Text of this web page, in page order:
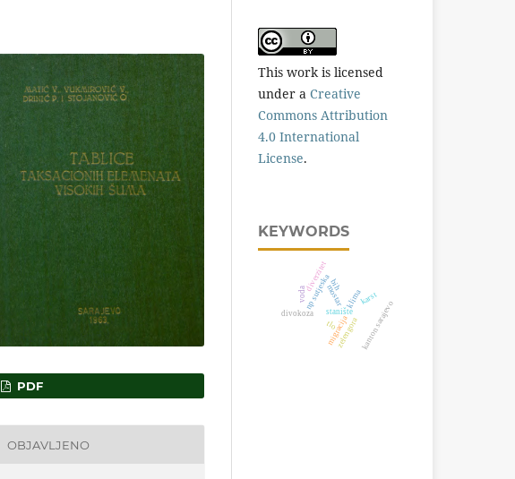
PDF
OBJAVLJENO
This work is licensed
under a Creative
Commons Attribution
4.0 International
License.
KEYWORDS
stanište
divokoza
zelengora
np sutjeska
migracija
karst
tlo
voda klima
mostar
diverzitet
kanton sarajevo
bih